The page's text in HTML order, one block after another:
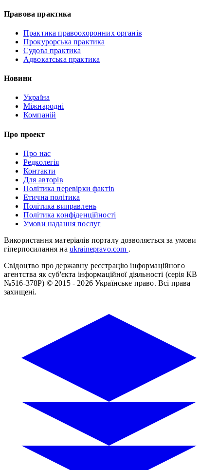
Правова практика
Практика правоохоронних органів
Прокурорська практика
Судова практика
Адвокатська практика
Новини
Україна
Міжнародні
Компаній
Про проект
Про нас
Редколегія
Контакти
Для авторів
Політика перевірки фактів
Етична політика
Політика виправлень
Політика конфіденційності
Умови надання послуг
Використання матеріалів порталу дозволяється за умови
гіперпосилання на ukrainepravo.com .
Свідоцтво про державну реєстрацію інформаційного
агентства як суб'єкта інформаційної діяльності (серія КВ
№516-378Р) © 2015 - 2026 Українське право. Всі права
захищені.